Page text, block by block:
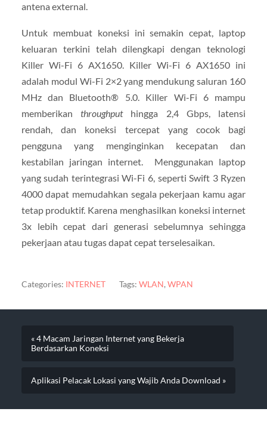
antena external.
Untuk membuat koneksi ini semakin cepat, laptop
keluaran terkini telah dilengkapi dengan teknologi
Killer Wi-Fi 6 AX1650. Killer Wi-Fi 6 AX1650 ini
adalah modul Wi-Fi 2×2 yang mendukung saluran 160
MHz dan Bluetooth® 5.0. Killer Wi-Fi 6 mampu
memberikanthroughputhingga 2,4 Gbps, latensi
rendah, dan koneksi tercepat yang cocok bagi
pengguna yang menginginkan kecepatan dan
kestabilan jaringan internet. Menggunakan laptop
yang sudah terintegrasi Wi-Fi 6, seperti Swift 3 Ryzen
4000 dapat memudahkan segala pekerjaan kamu agar
tetap produktif. Karena menghasilkan koneksi internet
3x lebih cepat dari generasi sebelumnya sehingga
pekerjaan atau tugas dapat cepat terselesaikan.
Categories: INTERNET Tags: WLAN, WPAN
« 4 Macam Jaringan Internet yang Bekerja
Berdasarkan Koneksi
Aplikasi Pelacak Lokasi yang Wajib Anda Download »